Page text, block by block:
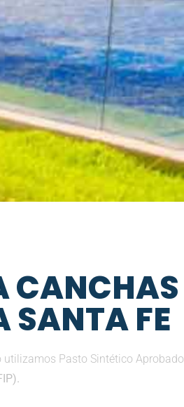
CANCHAS
SANTA FE
Pasto Sintético Aprobado